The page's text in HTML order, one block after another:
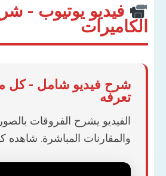
يوتيوب - شرح
فيديو شامل - كل ما تحتاج
يشرح الفروقات بالصور الحقيقية
المباشرة. شاهده كاملاً قبل